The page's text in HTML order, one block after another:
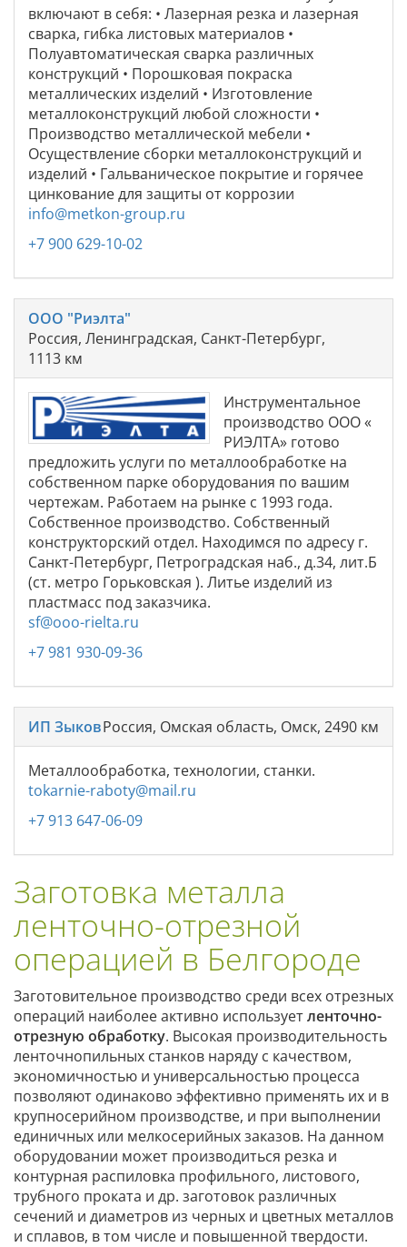
включают в себя: • Лазерная резка и лазерная
сварка, гибка листовых материалов •
Полуавтоматическая сварка различных
конструкций • Порошковая покраска
металлических изделий • Изготовление
металлоконструкций любой сложности •
Производство металлической мебели •
Осуществление сборки металлоконструкций и
изделий • Гальваническое покрытие и горячее
цинкование для защиты от коррозии
info@metkon-group.ru
+7 900 629-10-02
ООО "Риэлта"
Россия, Ленинградская, Санкт-Петербург,
1113 км
Инструментальное
производство ООО «
РИЭЛТА» готово
предложить услуги по металлообработке на
собственном парке оборудования по вашим
чертежам. Работаем на рынке с 1993 года.
Собственное производство. Собственный
конструкторский отдел. Находимся по адресу г.
Санкт-Петербург, Петроградская наб., д.34, лит.Б
(ст. метро Горьковская ). Литье изделий из
пластмасс под заказчика.
sf@ooo-rielta.ru
+7 981 930-09-36
ИП ЗыковРоссия, Омская область, Омск, 2490 км
Металлообработка, технологии, станки.
tokarnie-raboty@mail.ru
+7 913 647-06-09
Заготовка металла
ленточно-отрезной
операцией в Белгороде
Заготовительное производство среди всех отрезных
операций наиболее активно используетленточно-
отрезную обработку. Высокая производительность
ленточнопильных станков наряду с качеством,
экономичностью и универсальностью процесса
позволяют одинаково эффективно применять их и в
крупносерийном производстве, и при выполнении
единичных или мелкосерийных заказов. На данном
оборудовании может производиться резка и
контурная распиловка профильного, листового,
трубного проката и др. заготовок различных
сечений и диаметров из черных и цветных металлов
и сплавов, в том числе и повышенной твердости.